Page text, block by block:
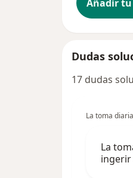
Añadir
Dudas
17 dudas
La toma
La